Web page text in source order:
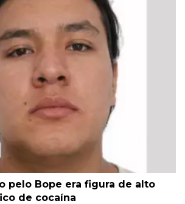
pelo Bope era figura de alto
de cocaína